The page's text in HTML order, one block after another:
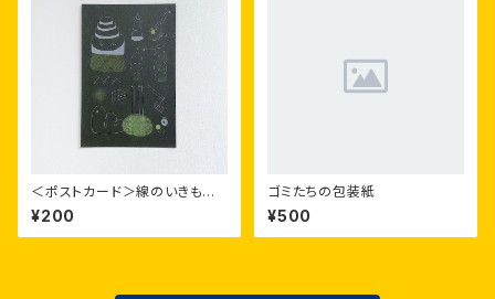
＜ポストカード＞線のいきもの
たち
¥200
ゴミたちの包装紙
¥500